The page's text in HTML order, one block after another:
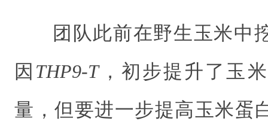
团队此前在野生玉米中
因 THP9-T，初步提升了玉
量 ，但要进一步提高玉米蛋